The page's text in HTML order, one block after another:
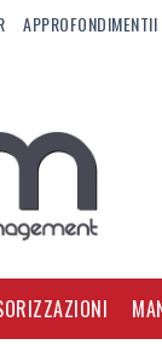
APPROFONDIMENTII